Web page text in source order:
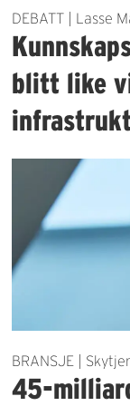
DEBATT | Lasse
blitt like
BRANSJE |
45-